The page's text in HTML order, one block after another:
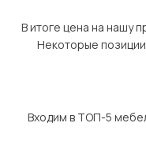
В итоге цена на нашу
Некоторые
Входим в ТОП-5